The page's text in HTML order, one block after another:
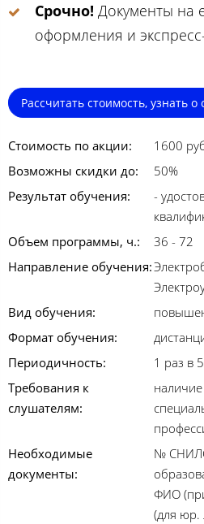
Срочно! Документы на
оформления и
Рассчитать стоимость, узнать о
Стоимость по акции:
1600
Возможны скидки до:
50%
Результат обучения:
-
Объем программы, ч.:
36 - 72
Направление обучения:
Вид обучения:
Формат обучения:
Периодичность:
1 раз в
Требования к
слушателям:
Необходимые
документы:
№
ФИО
(для юр.